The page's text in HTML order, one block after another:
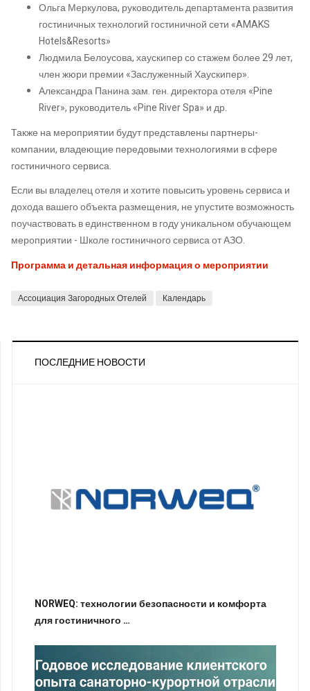
Ольга Меркулова, руководитель департамента развития
гостиничных технологий гостиничной сети «AMAKS
Hotels&Resorts»
Людмила Белоусова, хаускипер со стажем более 29 лет,
член жюри премии «Заслуженный Хаускипер».
Александра Панина зам. ген. директора отеля «Pine
River», руководитель «Pine River Spa» и др.
Также на мероприятии будут представлены партнеры-
компании, владеющие передовыми технологиями в сфере
гостиничного сервиса.
Если вы владелец отеля и хотите повысить уровень сервиса и
дохода вашего объекта размещения, не упустите возможность
поучаствовать в единственном в году уникальном обучающем
мероприятии - Школе гостиничного сервиса от АЗО.
Программа и детальная информация о мероприятии
Ассоциация Загородных Отелей Календарь
ПОСЛЕДНИЕ НОВОСТИ
NORWEQ: технологии безопасности и комфорта
для гостиничного …